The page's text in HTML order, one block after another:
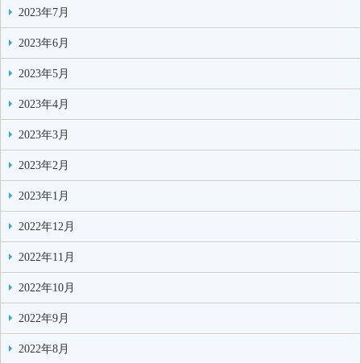
2023年7月
2023年6月
2023年5月
2023年4月
2023年3月
2023年2月
2023年1月
2022年12月
2022年11月
2022年10月
2022年9月
2022年8月